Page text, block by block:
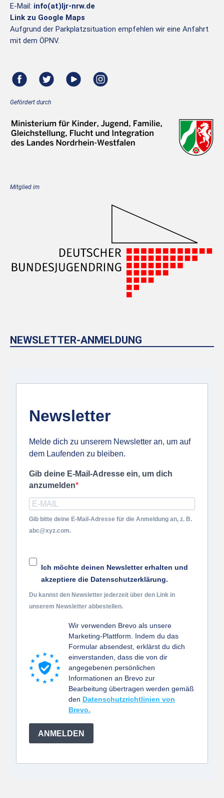
E-Mail: info(at)ljr-nrw.de
Link zu Google Maps
Aufgrund der Parkplatzsituation empfehlen wir eine Anfahrt
mit dem ÖPNV.
Gefördert durch
Mitglied im
NEWSLETTER-ANMELDUNG
Newsletter
Melde dich zu unserem Newsletter an, um auf
dem Laufenden zu bleiben.
Gib deine E-Mail-Adresse ein, um dich
anzumelden
Gib bitte deine E-Mail-Adresse für die Anmeldung an, z. B.
abc@xyz.com.
Ich möchte deinen Newsletter erhalten und
akzeptiere die Datenschutzerklärung.
Du kannst den Newsletter jederzeit über den Link in
unserem Newsletter abbestellen.
Wir verwenden Brevo als unsere
Marketing-Plattform. Indem du das
Formular absendest, erklärst du dich
einverstanden, dass die von dir
angegebenen persönlichen
Informationen an Brevo zur
Bearbeitung übertragen werden gemäß
den Datenschutzrichtlinien von
Brevo.
ANMELDEN